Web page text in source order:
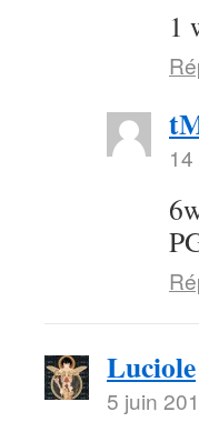
1
Luciole
5 juin